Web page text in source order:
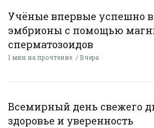
Учёные впервые успешно
эмбрионы с помощью
сперматозоидов
1 мин на прочтение Вчера
Всемирный день свежего
здоровье и уверенность